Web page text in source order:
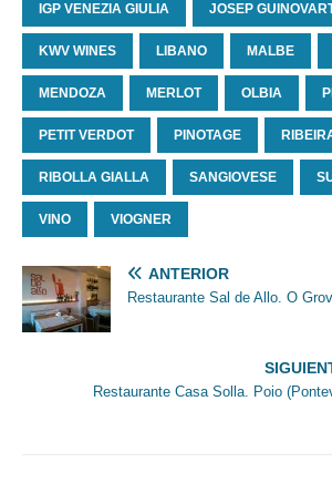
IGP VENEZIA GIULIA JOSEP
KWV WINES LIBANO MALBE
MENDOZA MERLOT OLBIA
PETIT VERDOT PINOTAGE
RIBOLLA GIALLA SANGIOVESE
VINO VIOGNER
ANTERIOR
Restaurante Sal de Allo. O
Restaurante Casa Solla. Poio